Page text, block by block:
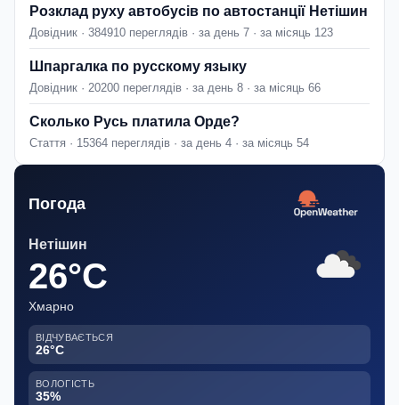
Розклад руху автобусів по автостанції Нетішин
Довідник · 384910 переглядів · за день 7 · за місяць 123
Шпаргалка по русскому языку
Довідник · 20200 переглядів · за день 8 · за місяць 66
Сколько Русь платила Орде?
Стаття · 15364 переглядів · за день 4 · за місяць 54
Погода
Нетішин
26°C
Хмарно
ВІДЧУВАЄТЬСЯ
26°C
ВОЛОГІСТЬ
35%